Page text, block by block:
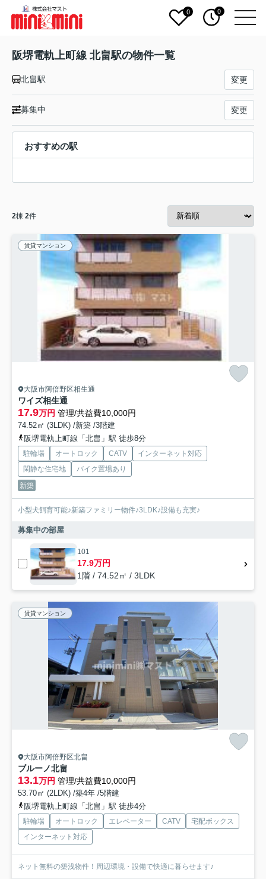
0 0
阪堺電軌上町線 北畠駅の物件一覧
北畠駅 変更
募集中 変更
おすすめの駅
2棟 2件
賃貸マンション
大阪市阿倍野区相生通
ワイズ相生通
17.9万円 管理/共益費10,000円
74.52㎡ (3LDK) /新築 /3階建
阪堺電軌上町線「北畠」駅 徒歩8分
駐輪場 オートロック CATV
インターネット対応
閑静な住宅地
バイク置場あり
新築
小型犬飼育可能♪新築ファミリー物件♪3LDK♪設備も充実♪
募集中の部屋
101
17.9万円
1階 / 74.52㎡ / 3LDK
賃貸マンション
大阪市阿倍野区北畠
ブルーノ北畠
13.1万円 管理/共益費10,000円
53.70㎡ (2LDK) /築4年 /5階建
阪堺電軌上町線「北畠」駅 徒歩4分
駐輪場 オートロック エレベーター CATV
宅配ボックス
インターネット対応
ネット無料の築浅物件！周辺環境・設備で快適に暮らせます♪